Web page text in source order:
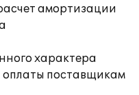
амортизации
характера
поставщикам